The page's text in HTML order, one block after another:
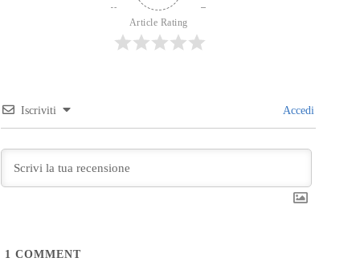
Article Rating
Iscriviti Accedi
1 COMMENT